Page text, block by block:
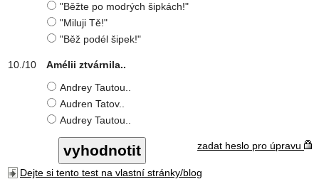
"Běžte po modrých šipkách!"
"Miluji Tě!"
"Běž podél šipek!"
Amélii ztvárnila..
Andrey Tautou..
Audren Tatov..
Audrey Tautou..
zadat heslo pro úpravu
Dejte si tento test na vlastní stránky/blog